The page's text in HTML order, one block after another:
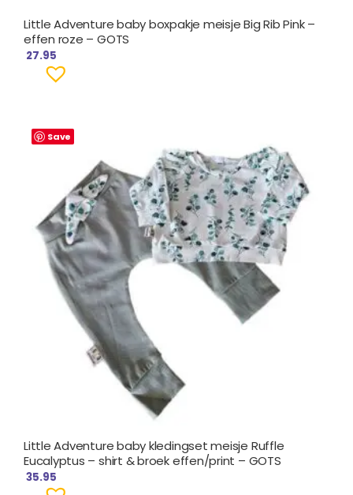
Little Adventure baby boxpakje meisje Big Rib Pink –
effen roze – GOTS
27.95
Save
Little Adventure baby kledingset meisje Ruffle
Eucalyptus – shirt & broek effen/print – GOTS
35.95